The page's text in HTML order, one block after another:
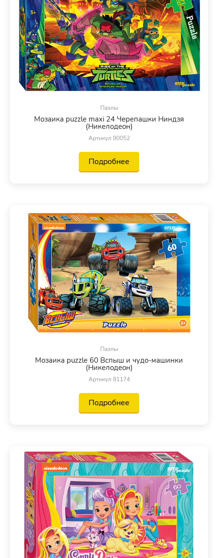
Пазлы
Мозаика puzzle maxi 24 Черепашки Ниндзя
(Никелодеон)
Артикул 90052
Подробнее
Пазлы
Мозаика puzzle 60 Вспыш и чудо-машинки
(Никелодеон)
Артикул 81174
Подробнее